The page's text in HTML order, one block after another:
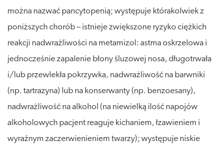
można nazwać pancytopenią; występuje którakolwiek z
poniższych chorób – istnieje zwiększone ryzyko ciężkich
reakcji nadwrażliwości na metamizol: astma oskrzelowa i
jednocześnie zapalenie błony śluzowej nosa, długotrwała
i/lub przewlekła pokrzywka, nadwrażliwość na barwniki
(np. tartrazyna) lub na konserwanty (np. benzoesany),
nadwrażliwość na alkohol (na niewielką ilość napojów
alkoholowych pacjent reaguje kichaniem, łzawieniem i
wyraźnym zaczerwienieniem twarzy); występuje niskie